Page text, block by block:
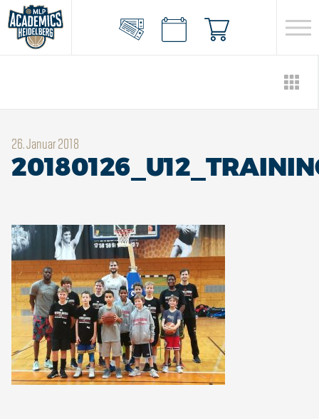
26. Januar 2018